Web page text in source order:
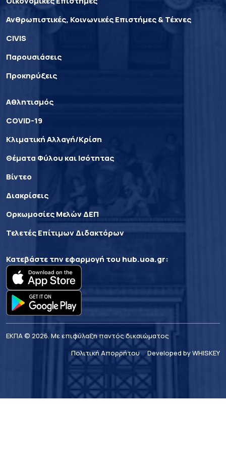
Ανθρωπιστικές, Κοινωνικές Επιστήμες & Τέχνες
CIVIS
Παρουσιάσεις
Προκηρύξεις
Αθλητισμός
COVID-19
Κλιματική Αλλαγή/Κρίση
Θέματα Φύλου και Ισότητας
Βίντεο
Διακρίσεις
Ορκωμοσίες Μελών ΔΕΠ
Τελετές Επίτιμων Διδακτόρων
Κατεβάστε την εφαρμογή του hub.uoa.gr:
ΕΚΠΑ © 2026. Με επιφύλαξη παντός δικαιώματος
Πολιτική Απορρήτου
Developed by WHISKEY